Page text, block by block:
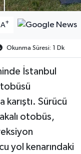
A+
Okunma Süresi: 1 Dk
İstanbul
karıştı. Sürücü
otobüs,
yol kenarındaki